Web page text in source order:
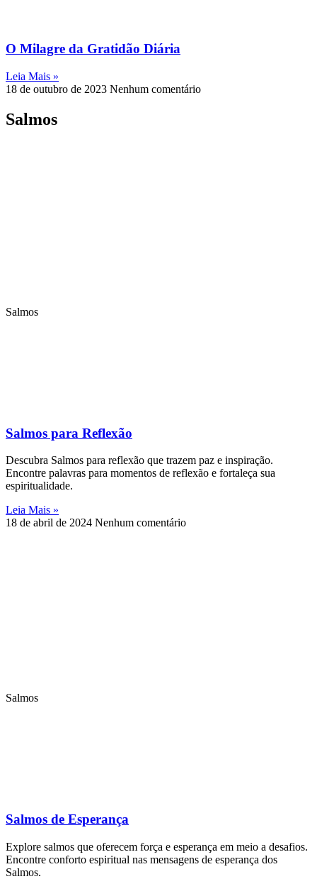
O Milagre da Gratidão Diária
Leia Mais »
18 de outubro de 2023 Nenhum comentário
Salmos
Salmos
Salmos para Reflexão
Descubra Salmos para reflexão que trazem paz e inspiração.
Encontre palavras para momentos de reflexão e fortaleça sua
espiritualidade.
Leia Mais »
18 de abril de 2024 Nenhum comentário
Salmos
Salmos de Esperança
Explore salmos que oferecem força e esperança em meio a desafios.
Encontre conforto espiritual nas mensagens de esperança dos
Salmos.